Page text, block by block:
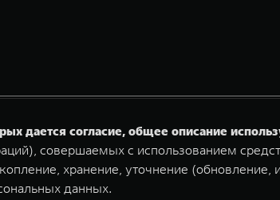
дается согласие, общее описание
совершаемых с использованием
хранение, уточнение (обновление,
данных.